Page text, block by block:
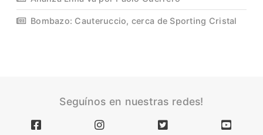
Bombazo: Cauteruccio, cerca de Sporting Cristal
Seguínos en nuestras redes!